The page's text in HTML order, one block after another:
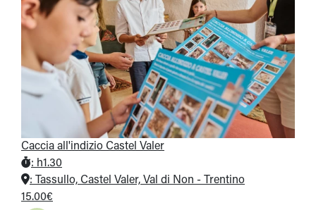
Caccia all'indizio Castel Valer
: h1.30
:
Tassullo, Castel Valer, Val di Non - Trentino
15.00€